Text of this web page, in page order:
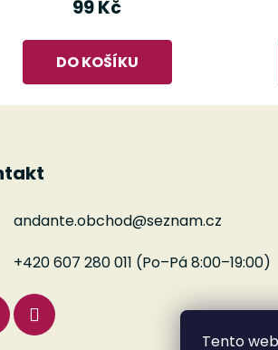
Tento
99 Kč
DO KOŠÍKU
andante.obchod@seznam.cz
+420 607 280 011 (Po–Pá 8:00–19:00)